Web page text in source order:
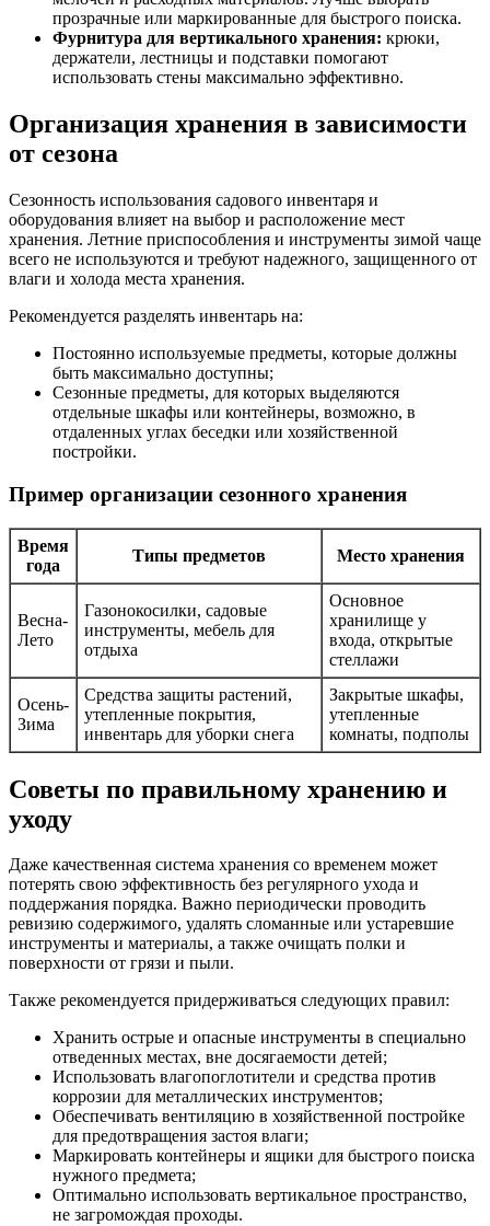
прозрачные или маркированные для быстрого поиска.
Фурнитура для вертикального хранения: крюки,
держатели, лестницы и подставки помогают
использовать стены максимально эффективно.
Организация хранения в зависимости
от сезона
Сезонность использования садового инвентаря и
оборудования влияет на выбор и расположение мест
хранения. Летние приспособления и инструменты зимой чаще
всего не используются и требуют надежного, защищенного от
влаги и холода места хранения.
Рекомендуется разделять инвентарь на:
Постоянно используемые предметы, которые должны
быть максимально доступны;
Сезонные предметы, для которых выделяются
отдельные шкафы или контейнеры, возможно, в
отдаленных углах беседки или хозяйственной
постройки.
Пример организации сезонного хранения
Время
года
Типы предметов Место хранения
Весна-
Лето
Газонокосилки, садовые
инструменты, мебель для
отдыха
Основное
хранилище у
входа, открытые
стеллажи
Осень-
Зима
Средства защиты растений,
утепленные покрытия,
инвентарь для уборки снега
Закрытые шкафы,
утепленные
комнаты, подполы
Советы по правильному хранению и
уходу
Даже качественная система хранения со временем может
потерять свою эффективность без регулярного ухода и
поддержания порядка. Важно периодически проводить
ревизию содержимого, удалять сломанные или устаревшие
инструменты и материалы, а также очищать полки и
поверхности от грязи и пыли.
Также рекомендуется придерживаться следующих правил:
Хранить острые и опасные инструменты в специально
отведенных местах, вне досягаемости детей;
Использовать влагопоглотители и средства против
коррозии для металлических инструментов;
Обеспечивать вентиляцию в хозяйственной постройке
для предотвращения застоя влаги;
Маркировать контейнеры и ящики для быстрого поиска
нужного предмета;
Оптимально использовать вертикальное пространство,
не загромождая проходы.